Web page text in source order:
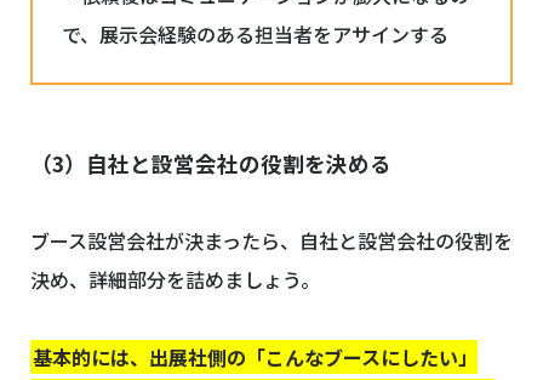
で、展示会経験のある担当者をアサインする
（3）自社と設営会社の役割を決める
ブース設営会社が決まったら、自社と設営会社の役割を
決め、詳細部分を詰めましょう。
基本的には、出展社側の「こんなブースにしたい」